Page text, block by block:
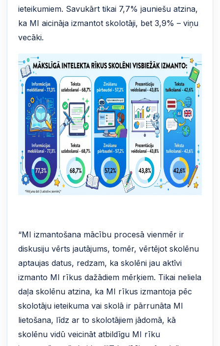
ieteikumiem. Savukārt tikai 7,7% jauniešu atzina,
ka MI aicināja izmantot skolotāji, bet 3,9% – viņu
vecāki.
“MI izmantošana mācību procesā vienmēr ir
diskusiju vērts jautājums, tomēr, vērtējot skolēnu
aptaujas datus, redzam, ka skolēni jau aktīvi
izmanto MI rīkus dažādiem mērķiem. Tikai neliela
daļa skolēnu atzina, ka MI rīkus izmantoja pēc
skolotāju ieteikuma vai skolā ir pārrunāta MI
lietošana, līdz ar to skolotājiem jādomā, kā
skolēnu vidū veicināt atbildīgu MI rīku